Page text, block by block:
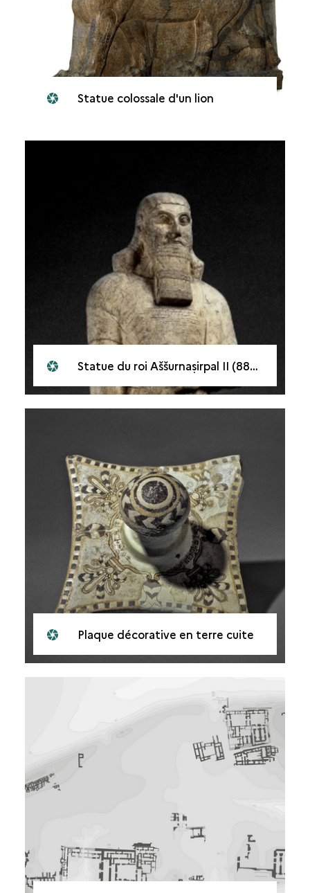
Statue colossale d'un lion
Statue du roi Aššurnaṣirpal II (883-859)
Plaque décorative en terre cuite